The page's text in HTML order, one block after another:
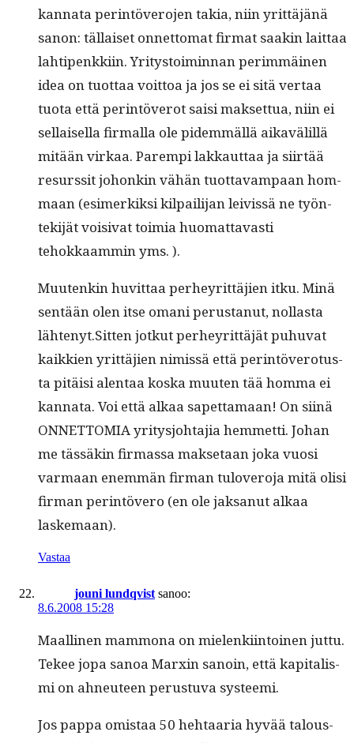
kan­na­ta per­in­tövero­jen takia, niin yrit­täjänä
sanon: täl­laiset onnet­tomat fir­mat saakin lait­taa
lahtipenkki­in. Yri­tys­toimin­nan per­im­mäi­nen
idea on tuot­taa voit­toa ja jos se ei sitä ver­taa
tuo­ta että per­in­töverot saisi mak­set­tua, niin ei
sel­l­aisel­la fir­mal­la ole pidem­mäl­lä aikavälil­lä
mitään virkaa. Parem­pi lakkaut­taa ja siirtää
resurssit johonkin vähän tuot­tavam­paan hom­
maan (esimerkik­si kil­pail­i­jan leivis­sä ne työn­
tek­i­jät voisi­vat toimia huo­mat­tavasti
tehokkaam­min yms. ).
Muutenkin huvit­taa per­heyrit­täjien itku. Minä
sen­tään olen itse omani perus­tanut, nol­las­ta
lähtenyt.Sitten jotkut per­heyrit­täjät puhu­vat
kaikkien yrit­täjien nimis­sä että per­in­tövero­tus­
ta pitäisi alen­taa kos­ka muuten tää hom­ma ei
kan­na­ta. Voi että alkaa sapet­ta­maan! On siinä
ONNETTOMIA yri­tysjo­hta­jia hem­met­ti. Johan
me tässäkin fir­mas­sa mak­se­taan joka vuosi
var­maan enem­män fir­man tulovero­ja mitä olisi
fir­man per­in­tövero (en ole jak­sanut alkaa
laskemaan).
Vastaa
jouni lundqvist sanoo:
8.6.2008 15:28
Maalli­nen mam­mona on mie­lenki­in­toinen jut­tu.
Tekee jopa sanoa Marx­in sanoin, että kap­i­tal­is­
mi on ahneu­teen perus­tu­va systeemi.
Jos pap­pa omis­taa 50 hehtaaria hyvää talous­